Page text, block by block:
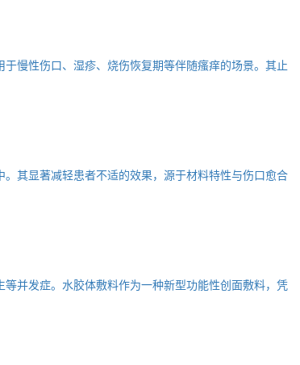
慢性伤口、湿疹、烧伤恢复期等伴随瘙痒的场景。其止
其显著减轻患者不适的效果，源于材料特性与伤口愈合
并发症。水胶体敷料作为一种新型功能性创面敷料，凭